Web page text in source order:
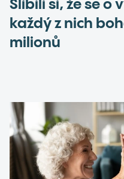
Slíbili si, že se o
každý z nich
milionů